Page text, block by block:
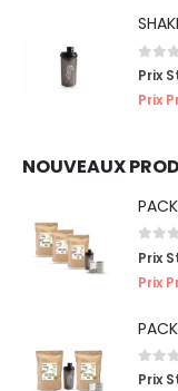
0
Prix
Prix
NOUVEAUX
0
Prix
Prix
0
Prix